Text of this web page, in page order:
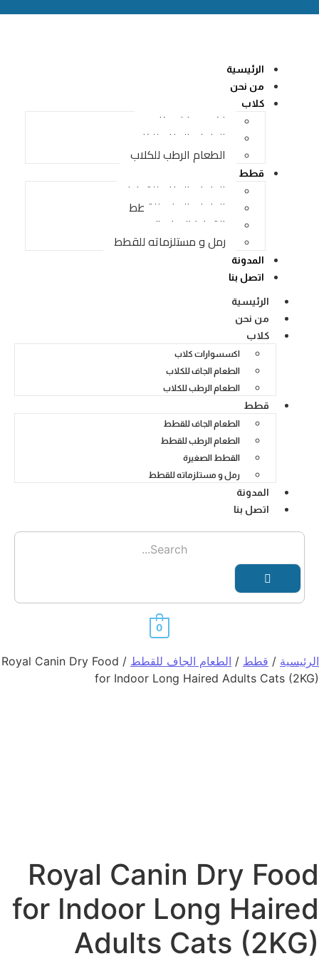
الرئيسية
من نحن
كلاب
اكسسوارات كلاب
الطعام الجاف للكلاب
الطعام الرطب للكلاب
قطط
الطعام الجاف للقطط
الطعام الرطب للقطط
القطط الصغيرة
رمل و مستلزماته للقطط
المدونة
اتصل بنا
الرئيسية
من نحن
كلاب
اكسسوارات كلاب
الطعام الجاف للكلاب
الطعام الرطب للكلاب
قطط
الطعام الجاف للقطط
الطعام الرطب للقطط
القطط الصغيرة
رمل و مستلزماته للقطط
المدونة
اتصل بنا
0
الرئيسية / قطط / الطعام الجاف للقطط
/ Royal Canin Dry Food
for Indoor Long Haired Adults Cats (2KG)
Royal Canin Dry Food
for Indoor Long Haired
Adults Cats (2KG)